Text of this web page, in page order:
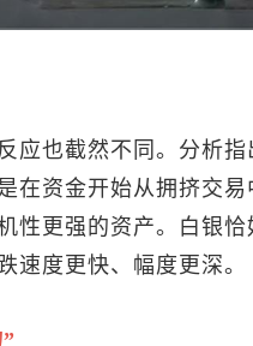
应也截然不同。分析
在资金开始从拥挤交
性更强的资产。白银恰
速度更快、幅度更深。